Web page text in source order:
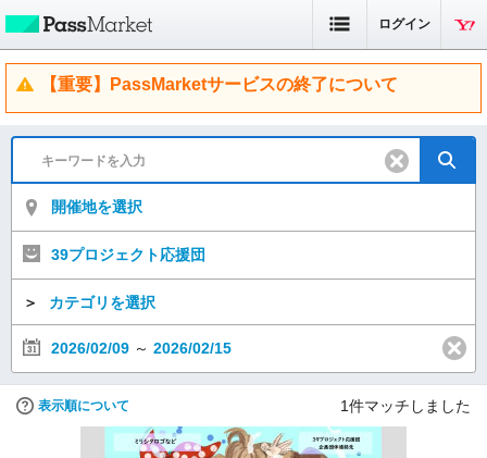
ログイン
【重要】PassMarketサービスの終了について
開催地を選択
39プロジェクト応援団
＞ カテゴリを選択
2026/02/09 ～ 2026/02/15
表示順について 1件マッチしました